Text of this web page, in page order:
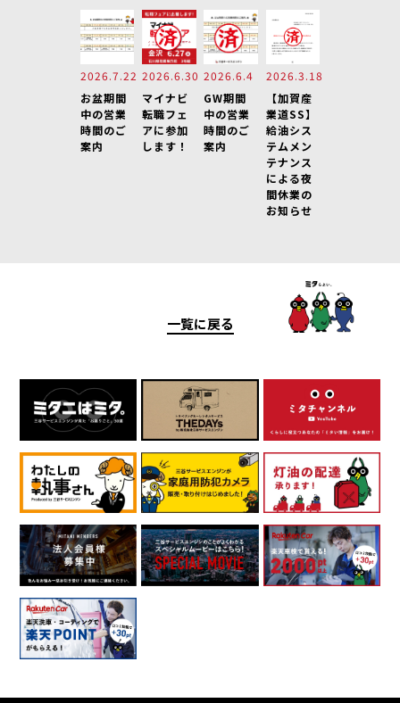
2026.7.22
お盆期間
中の営業
時間のご
案内
2026.6.30
マイナビ
転職フェ
アに参加
します！
2026.6.4
GW期間
中の営業
時間のご
案内
2026.3.18
【加賀産
業道SS】
給油シス
テムメン
テナンス
による夜
間休業の
お知らせ
一覧に戻る